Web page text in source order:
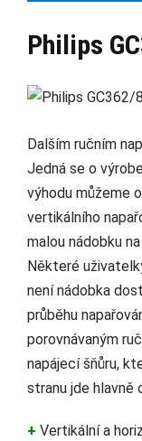
Philips
Dalším ručním
Jedná se o
výhodu můžeme
vertikálního
malou nádobku
Některé
není nádobka
průběhu
porovnávaným
napájecí šňůru,
stranu jde hlavně
+ Vertikální a